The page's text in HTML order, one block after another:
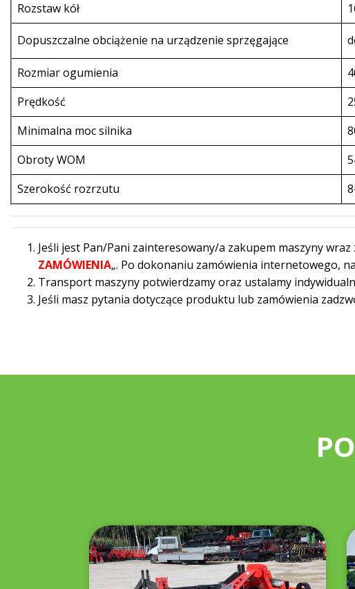
Rozstaw kół
Dopuszczalne obciążenie na urządzenie sprzęgające
Rozmiar ogumienia
Prędkość
Minimalna moc silnika
Obroty WOM
Szerokość rozrzutu
Jeśli jest Pan/Pani zainteresowany/a zakupem maszyny
ZAMÓWIENIA„. Po dokonaniu zamówienia internetowego,
Transport maszyny potwierdzamy oraz ustalamy
Jeśli masz pytania dotyczące produktu lub zamówienia